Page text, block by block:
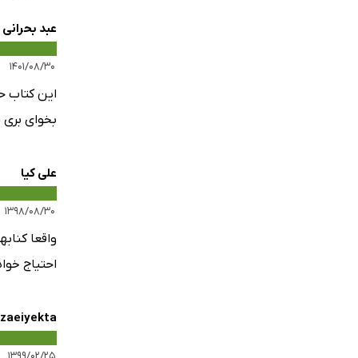
عبد بحرانی
۱۴۰۱/۰۸/۳۰
این کتاب
بخوای
علی کیا
۱۳۹۸/۰۸/۳۰
واقعا
احتیاج